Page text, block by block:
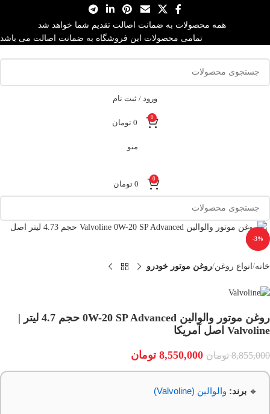
همه محصولات به ضمانت اصالت تقدیم شما خواهد شد
تمامی محصولات این فروشگاه به ضمانت اصالت می باشد
ورود / ثبت نام
0
0 تومان
منو
0
0 تومان
-3%
خانه انواع روغن روغن موتور خودرو
روغن موتور والوالین 0W-20 SP Advanced حجم 4.7 لیتر |
Valvoline اصل آمریکا
8,855,000 تومان 8,550,000 تومان
🔹 برند: والوالین (Valvoline)